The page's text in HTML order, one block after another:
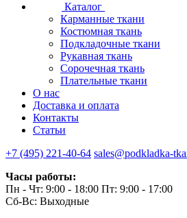
Каталог
Карманные ткани
Костюмная ткань
Подкладочные ткани
Рукавная ткань
Сорочечная ткань
Плательные ткани
О нас
Доставка и оплата
Контакты
Статьи
+7 (495) 221-40-64 sales@podkladka-
Часы работы:
Пн - Чт: 9:00 - 18:00 Пт: 9:00 - 17:00
Сб-Вс: Выходные